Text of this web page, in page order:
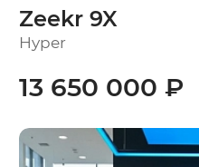
Zeekr 9X
Hyper
13 650 000 ₽